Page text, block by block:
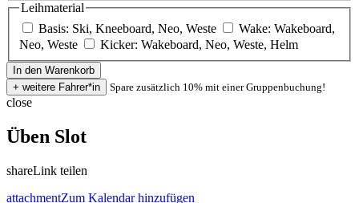
Leihmaterial
Basis: Ski, Kneeboard, Neo, Weste
Wake: Wakeboard,
Neo, Weste
Kicker: Wakeboard, Neo, Weste, Helm
Spare zusätzlich 10% mit einer Gruppenbuchung!
close
Üben Slot
shareLink teilen
attachmentZum Kalendar hinzufügen